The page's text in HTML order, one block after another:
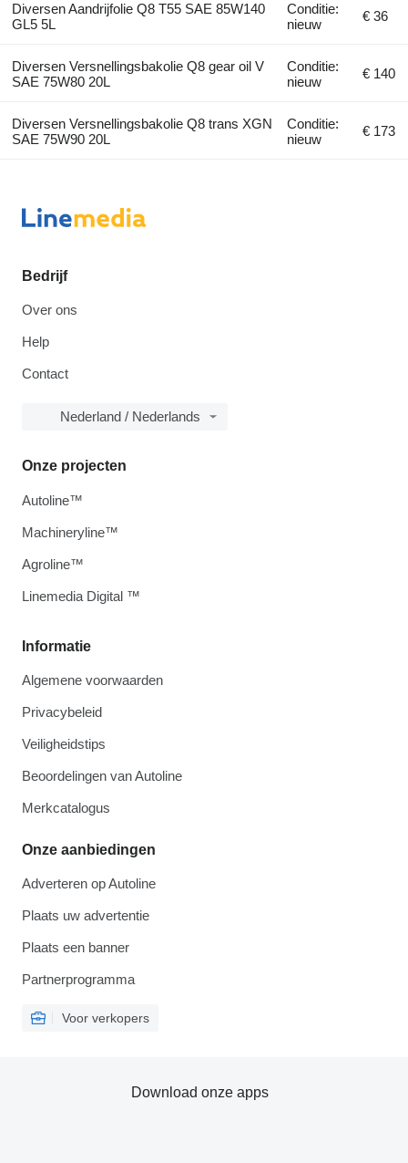
Diversen Aandrijfolie Q8 T55 SAE 85W140
GL5 5L
Conditie:
nieuw
€ 36
Diversen Versnellingsbakolie Q8 gear oil V
SAE 75W80 20L
Conditie:
nieuw
€ 140
Diversen Versnellingsbakolie Q8 trans XGN
SAE 75W90 20L
Conditie:
nieuw
€ 173
Bedrijf
Over ons
Help
Contact
Nederland / Nederlands
Informatie
Algemene voorwaarden
Privacybeleid
Veiligheidstips
Beoordelingen van Autoline
Merkcatalogus
Onze aanbiedingen
Adverteren op Autoline
Plaats uw advertentie
Plaats een banner
Partnerprogramma
Voor verkopers
Onze projecten
Autoline™
Machineryline™
Agroline™
Linemedia Digital ™
Download onze apps